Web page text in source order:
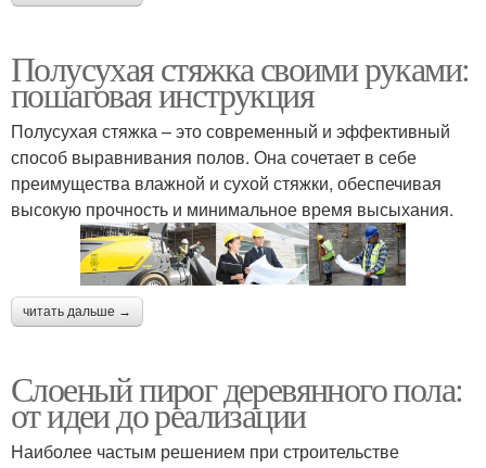
Полусухая стяжка своими руками:
пошаговая инструкция
Полусухая стяжка – это современный и эффективный
способ выравнивания полов. Она сочетает в себе
преимущества влажной и сухой стяжки, обеспечивая
высокую прочность и минимальное время высыхания.
читать дальше →
Слоеный пирог деревянного пола:
от идеи до реализации
Наиболее частым решением при строительстве